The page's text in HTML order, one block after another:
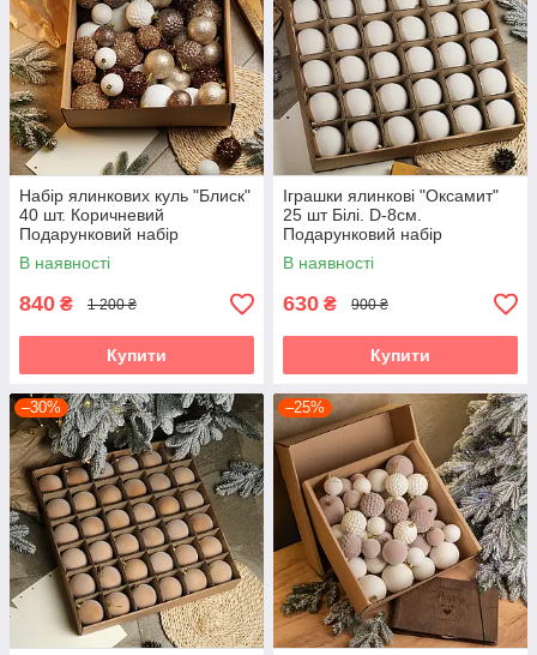
Набір ялинкових куль "Блиск"
40 шт. Коричневий
Подарунковий набір
новорічних кульок Кульки на
ялинку
В наявності
840 ₴ 1 200 ₴
Купити
Іграшки ялинкові "Оксамит"
25 шт Білі. D-8см.
Подарунковий набір
ялинкових кульок Кульки на
ялинку
В наявності
630 ₴ 900 ₴
Купити
–30% –25%